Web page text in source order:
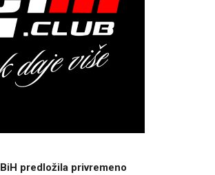
BiH predložila privremeno